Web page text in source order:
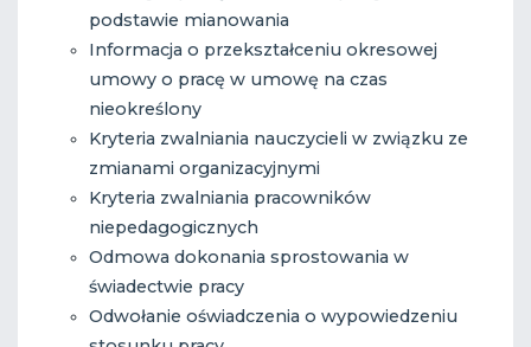
podstawie mianowania
Informacja o przekształceniu okresowej
umowy o pracę w umowę na czas
nieokreślony
Kryteria zwalniania nauczycieli w związku ze
zmianami organizacyjnymi
Kryteria zwalniania pracowników
niepedagogicznych
Odmowa dokonania sprostowania w
świadectwie pracy
Odwołanie oświadczenia o wypowiedzeniu